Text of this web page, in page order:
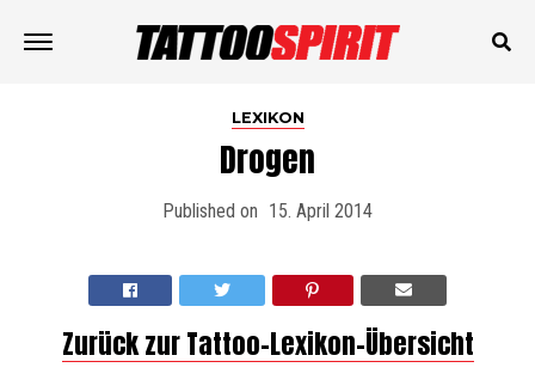
LEXIKON
Drogen
Published on 15. April 2014
Zurück zur Tattoo-Lexikon-Übersicht